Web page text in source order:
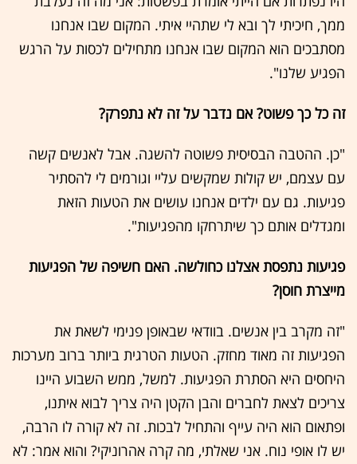
ממך, חיכיתי לך ובא לי שתהיי איתי. המקום שבו אנחנו
מסתבכים הוא המקום שבו אנחנו מתחילים לכסות על הרגש
הפגיע שלנו".
זה כל כך פשוט? אם נדבר על זה לא נתפרק?
"כן. ההטבה הבסיסית פשוטה להשגה. אבל לאנשים קשה
עם עצמם, יש קולות שמקשים עליי וגורמים לי להסתיר
פגיעות. גם עם ילדים אנחנו עושים את הטעות הזאת
ומגדלים אותם כך שיתרחקו מהפגיעות".
פגיעות נתפסת אצלנו כחולשה. האם חשיפה של הפגיעות
מייצרת חוסן?
"זה מקרב בין אנשים. בוודאי שבאופן פנימי לשאת את
הפגיעות זה מאוד מחזק. הטעות הטרגית ביותר ברוב מערכות
היחסים היא הסתרת הפגיעות. למשל, ממש השבוע היינו
צריכים לצאת לחברים והבן הקטן היה צריך לבוא איתנו,
ופתאום הוא היה עייף והתחיל לבכות. זה לא קורה לו הרבה,
יש לו אופי נוח. אני שאלתי, מה קרה אהרוניקי? והוא אמר: לא